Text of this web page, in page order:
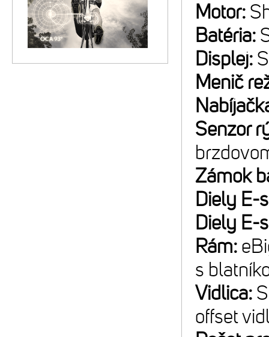
Motor:
Batéria:
Displej:
Menič
Senzor
Zámok
Diely E-
Diely E-
Rám:
s
Vidlica:
offset